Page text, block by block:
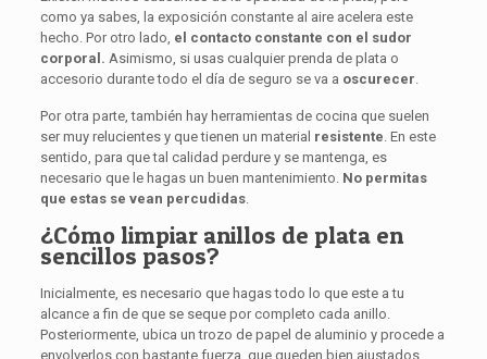
como ya sabes, la exposición constante al aire acelera este
hecho. Por otro lado, el contacto constante con el sudor
corporal. Asimismo, si usas cualquier prenda de plata o
accesorio durante todo el día de seguro se va a oscurecer.
Por otra parte, también hay herramientas de cocina que suelen
ser muy relucientes y que tienen un material resistente. En este
sentido, para que tal calidad perdure y se mantenga, es
necesario que le hagas un buen mantenimiento. No permitas
que estas se vean percudidas.
¿Cómo limpiar anillos de plata en
sencillos pasos?
Inicialmente, es necesario que hagas todo lo que este a tu
alcance a fin de que se seque por completo cada anillo.
Posteriormente, ubica un trozo de papel de aluminio y procede a
envolverlos con bastante fuerza, que queden bien ajustados.